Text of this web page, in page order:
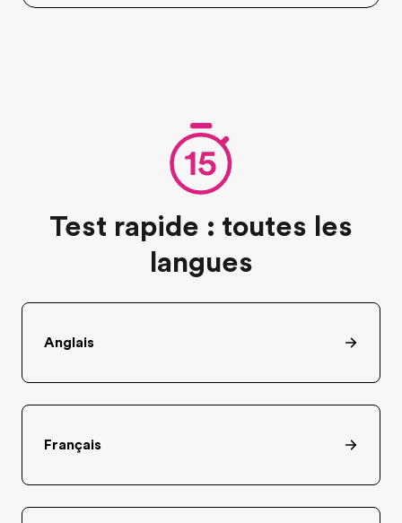
Test rapide : toutes les
langues
Anglais
Français